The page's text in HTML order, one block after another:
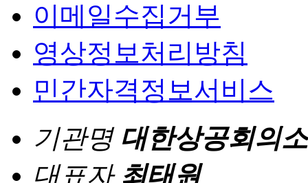
이메일수집거부
영상정보처리방침
민간자격정보서비스
기관명 대한상공회의소
대표자 최태원